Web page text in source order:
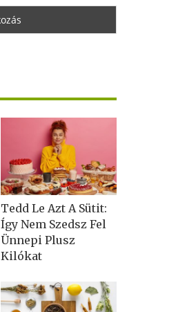
Tedd Le Azt A Sütit:
Így Nem Szedsz Fel
Ünnepi Plusz
Kilókat